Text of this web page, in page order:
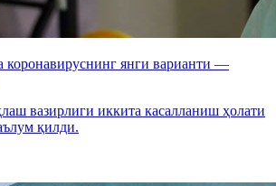
коронавируснинг янги варианти —
вазирлиги иккита касалланиш ҳолати
қилди.